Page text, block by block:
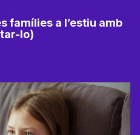
famílies a l’estiu amb
lo)